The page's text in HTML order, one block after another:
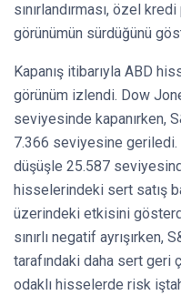
sınırlandırması, özel
görünümün sürdüğünü
Kapanış itibarıyla ABD
görünüm izlendi. Dow
seviyesinde kapanırken,
7.366 seviyesine
düşüşle 25.587
hisselerindeki sert satış
üzerindeki etkisini
sınırlı negatif
tarafındaki daha sert geri
odaklı hisselerde risk